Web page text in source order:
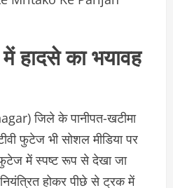
हादसे का भयावह
जिले के पानीपत-खटीमा
फुटेज भी सोशल मीडिया पर
में स्पष्ट रूप से देखा जा
होकर पीछे से ट्रक में